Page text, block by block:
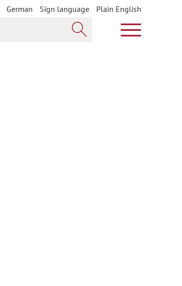
German Sign language
Plain English
Show main